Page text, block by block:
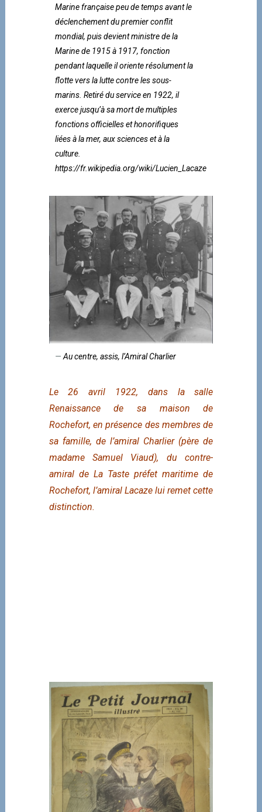
Marine française peu de temps avant le
déclenchement du premier conflit
mondial, puis devient ministre de la
Marine de 1915 à 1917, fonction
pendant laquelle il oriente résolument la
flotte vers la lutte contre les sous-
marins. Retiré du service en 1922, il
exerce jusqu’à sa mort de multiples
fonctions officielles et honorifiques
liées à la mer, aux sciences et à la
culture.
https://fr.wikipedia.org/wiki/Lucien_Lacaze
Au centre, assis, l’Amiral Charlier
Le 26 avril 1922, dans la salle
Renaissance de sa maison de
Rochefort, en présence des membres de
sa famille, de l’amiral Charlier (père de
madame Samuel Viaud), du contre-
amiral de La Taste préfet maritime de
Rochefort, l’amiral Lacaze lui remet cette
distinction.